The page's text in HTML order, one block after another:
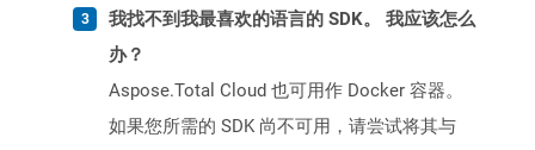
我找不到我最喜欢的语言的 SDK。 我应该怎么
办？
Aspose.Total Cloud 也可用作 Docker 容器。
如果您所需的 SDK 尚不可用，请尝试将其与